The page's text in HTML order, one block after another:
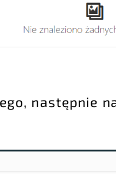
następnie